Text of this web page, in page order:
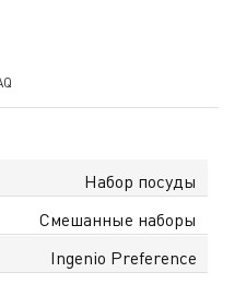
Набор посуды
Смешанные наборы
Ingenio Preference